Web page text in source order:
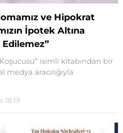
ve Hipokrat
İpotek Altına
Edilemez”
isimli kitabından bir
medya aracılığıyla